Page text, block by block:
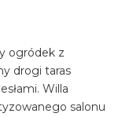
ogródek z
drogi taras
Willa
salonu